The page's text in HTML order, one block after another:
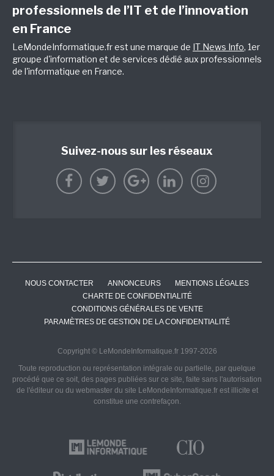
professionnels de l’IT et de l’innovation
en France
LeMondeInformatique.fr est une marque de IT News Info, 1er
groupe d'information et de services dédié aux professionnels
de l'informatique en France.
Suivez-nous sur les réseaux
NOUS CONTACTER ANNONCEURS
MENTIONS LÉGALES
CHARTE DE CONFIDENTIALITÉ
CONDITIONS GÉNÉRALES DE VENTE
PARAMÈTRES DE GESTION DE LA CONFIDENTIALITÉ
Copyright © LeMondeInformatique.fr 1997-2026
Toute reproduction ou représentation intégrale ou partielle, par quelque
procédé que ce soit, des pages publiées sur ce site, faite sans l'autorisation
de l'éditeur ou du webmaster du site LeMondeInformatique.fr est illicite et
constitue une contrefaçon.